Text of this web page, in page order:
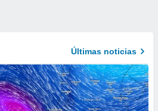
Últimas noticias